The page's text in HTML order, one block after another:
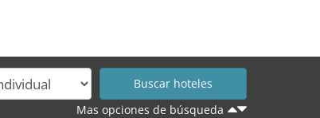
Mas opciones de búsqueda